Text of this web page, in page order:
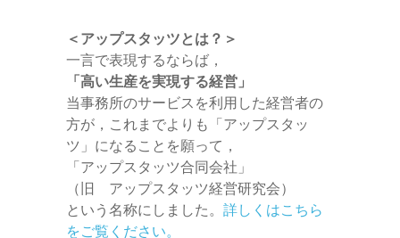
＜アップスタッツとは？＞
一言で表現するならば，
「高い生産を実現する経営」
当事務所のサービスを利用した経営者の
方が，これまでよりも「アップスタッ
ツ」になることを願って，
「アップスタッツ合同会社」
（旧 アップスタッツ経営研究会）
という名称にしました。 詳しくはこちら
をご覧ください。